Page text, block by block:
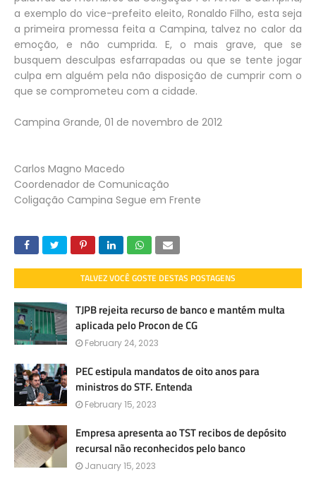
a exemplo do vice-prefeito eleito, Ronaldo Filho, esta seja
a primeira promessa feita a Campina, talvez no calor da
emoção, e não cumprida. E, o mais grave, que se
busquem desculpas esfarrapadas ou que se tente jogar
culpa em alguém pela não disposição de cumprir com o
que se comprometeu com a cidade.
Campina Grande, 01 de novembro de 2012
Carlos Magno Macedo
Coordenador de Comunicação
Coligação Campina Segue em Frente
TALVEZ VOCÊ GOSTE DESTAS POSTAGENS
TJPB rejeita recurso de banco e mantém multa
aplicada pelo Procon de CG
February 24, 2023
PEC estipula mandatos de oito anos para
ministros do STF. Entenda
February 15, 2023
Empresa apresenta ao TST recibos de depósito
recursal não reconhecidos pelo banco
January 15, 2023